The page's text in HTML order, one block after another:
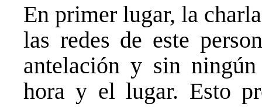
En primer lugar, la
las redes de este
antelación y sin
hora y el lugar. Esto